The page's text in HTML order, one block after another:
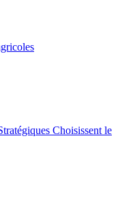
Choisissent le